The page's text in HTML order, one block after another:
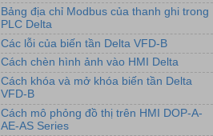
Bảng địa chỉ Modbus của thanh ghi trong
PLC Delta
Các lỗi của biến tần Delta VFD-B
Cách chèn hình ảnh vào HMI Delta
Cách khóa và mở khóa biến tần Delta
VFD-B
Cách mô phỏng đồ thị trên HMI DOP-A-
AE-AS Series